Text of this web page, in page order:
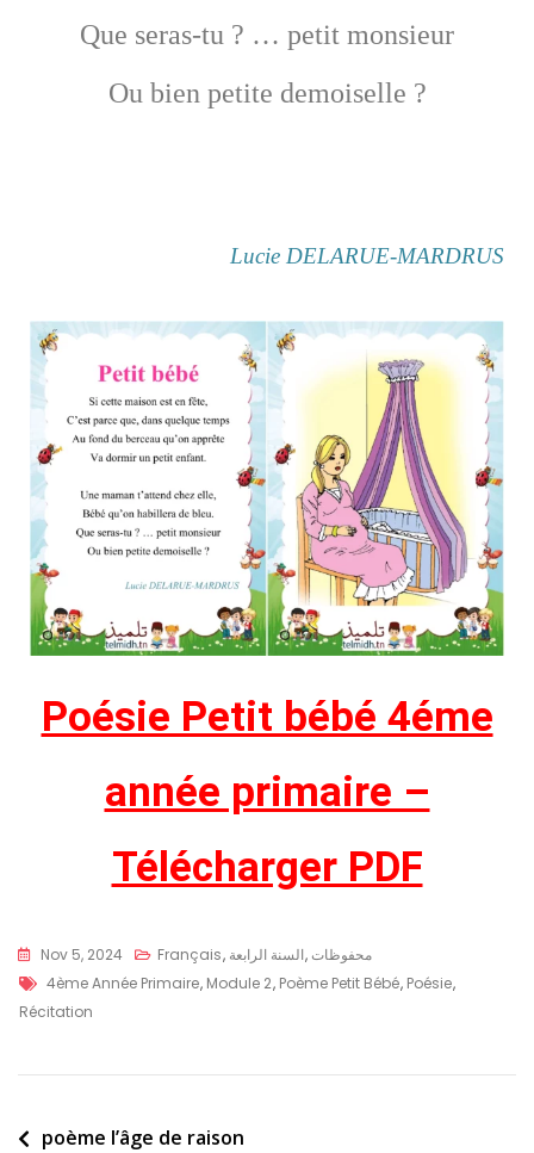
Que seras-tu ? … petit monsieur
Ou bien petite demoiselle ?
Lucie DELARUE-MARDRUS
Poésie Petit bébé 4éme
année primaire –
Télécharger PDF
Nov 5, 2024 Français, السنة الرابعة,محفوظات
4ème Année Primaire, Module 2, Poème Petit Bébé, Poésie,
Récitation
poème l’âge de raison